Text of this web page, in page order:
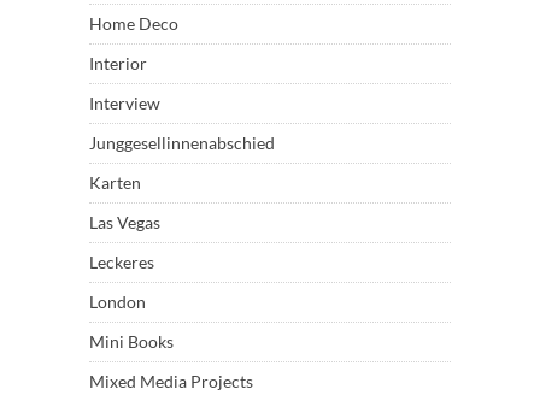
Home Deco
Interior
Interview
Junggesellinnenabschied
Karten
Las Vegas
Leckeres
London
Mini Books
Mixed Media Projects